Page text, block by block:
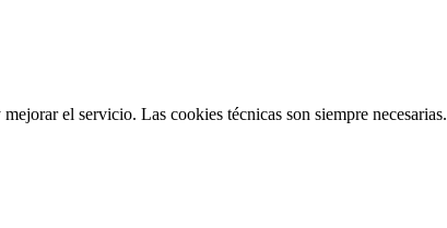
el servicio. Las cookies técnicas son siempre necesarias.